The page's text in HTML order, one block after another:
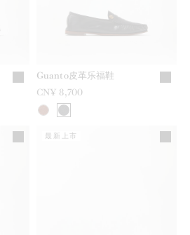
Guanto皮革乐福鞋
CN¥ 8,700
最新上市